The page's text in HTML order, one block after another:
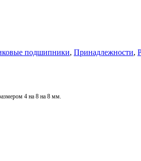
подшипники, Принадлежности,
4 на 8 на 8 мм.